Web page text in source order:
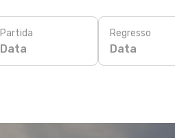
Partida
Data
Regresso
Data